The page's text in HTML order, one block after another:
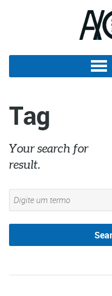
Tag
Your search for
result.